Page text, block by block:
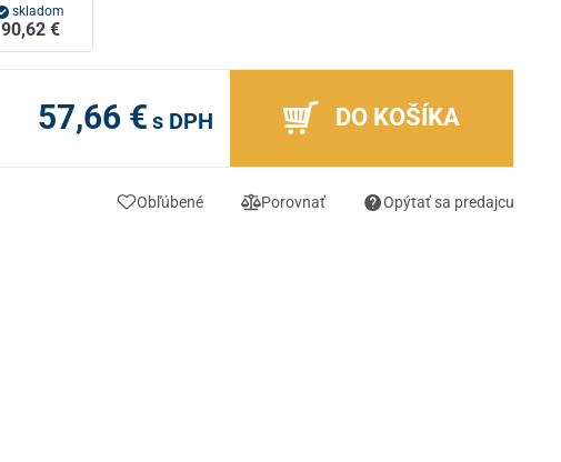
skladom
90,62 €
57,66 € s DPH DO KOŠÍKA
Obľúbené Porovnať Opýtať sa predajcu